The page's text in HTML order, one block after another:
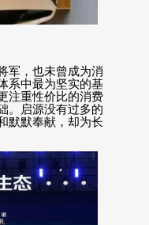
军，也未曾成为消
系中最为坚实的基
注重性价比的消费
。启源没有过多的
默默奉献，却为长